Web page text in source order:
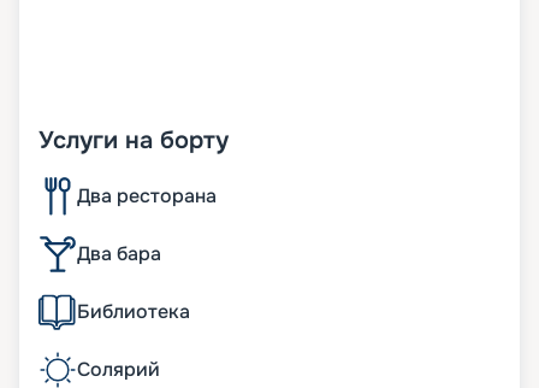
Услуги на борту
Два ресторана
Два бара
Библиотека
Солярий